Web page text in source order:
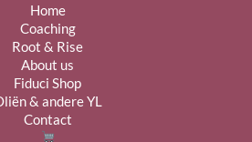
Home
Coaching
Root & Rise
About us
Fiduci Shop
& andere YL
Contact